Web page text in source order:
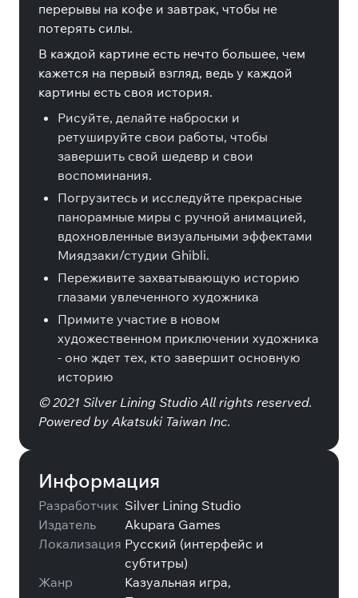
перерывы на кофе и завтрак, чтобы не
потерять силы.
В каждой картине есть нечто большее, чем
кажется на первый взгляд, ведь у каждой
картины есть своя история.
Рисуйте, делайте наброски и
ретушируйте свои работы, чтобы
завершить свой шедевр и свои
воспоминания.
Погрузитесь и исследуйте прекрасные
панорамные миры с ручной анимацией,
вдохновленные визуальными эффектами
Миядзаки/студии Ghibli.
Переживите захватывающую историю
глазами увлеченного художника
Примите участие в новом
художественном приключении художника
- оно ждет тех, кто завершит основную
историю
© 2021 Silver Lining Studio All rights reserved.
Powered by Akatsuki Taiwan Inc.
Информация
Разработчик Silver Lining Studio
Издатель
Akupara Games
Локализация Русский (интерфейс и
субтитры)
Жанр
Казуальная игра,